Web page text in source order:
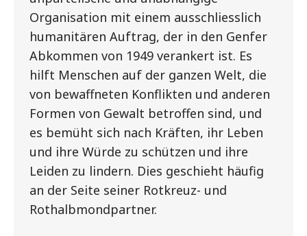
Organisation mit einem ausschliesslich
humanitären Auftrag, der in den Genfer
Abkommen von 1949 verankert ist. Es
hilft Menschen auf der ganzen Welt, die
von bewaffneten Konflikten und anderen
Formen von Gewalt betroffen sind, und
es bemüht sich nach Kräften, ihr Leben
und ihre Würde zu schützen und ihre
Leiden zu lindern. Dies geschieht häufig
an der Seite seiner Rotkreuz- und
Rothalbmondpartner.